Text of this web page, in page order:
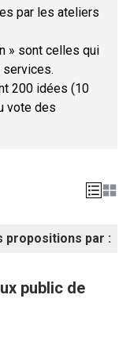
par les ateliers
» sont celles qui
200 idées (10
vote des
propositions par :
public de